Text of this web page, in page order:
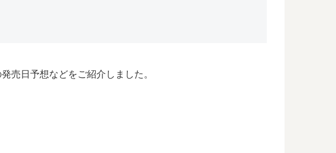
売日予想などをご紹介しました。